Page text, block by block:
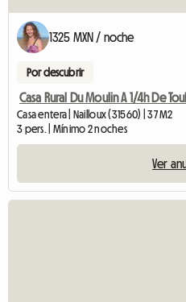
1325 MXN / noche
Por descubrir
Casa Rural Du Moulin A 1/4h De
Casa entera | Nailloux (31560) | 37 M2
3 pers. | Mínimo 2 noches
Ver